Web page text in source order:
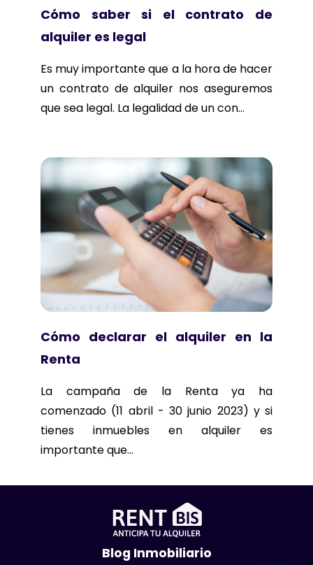
Cómo saber si el contrato de
alquiler es legal
Es muy importante que a la hora de hacer
un contrato de alquiler nos aseguremos
que sea legal. La legalidad de un con...
Cómo declarar el alquiler en la
Renta
La campaña de la Renta ya ha
comenzado (11 abril - 30 junio 2023) y si
tienes inmuebles en alquiler es
importante que...
Blog Inmobiliario